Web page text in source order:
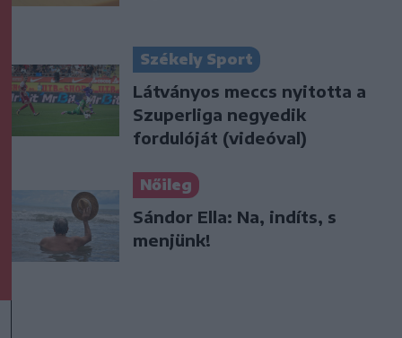
Székely Sport
Látványos meccs nyitotta a
Szuperliga negyedik
fordulóját (videóval)
Nőileg
Sándor Ella: Na, indíts, s
menjünk!